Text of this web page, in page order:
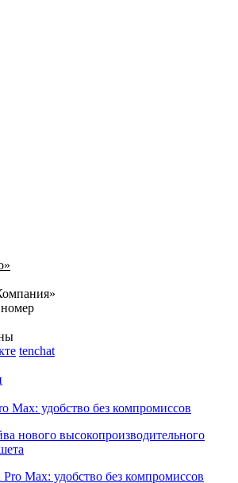
tenchat
Max: удобство без компромиссов
нового высокопроизводительного